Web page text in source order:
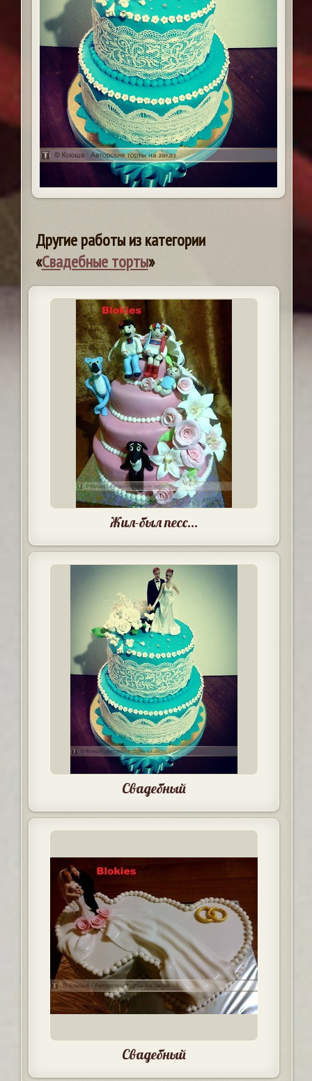
Другие работы из категории
«Свадебные торты»
Жил-был песс...
Свадебный
Свадебный